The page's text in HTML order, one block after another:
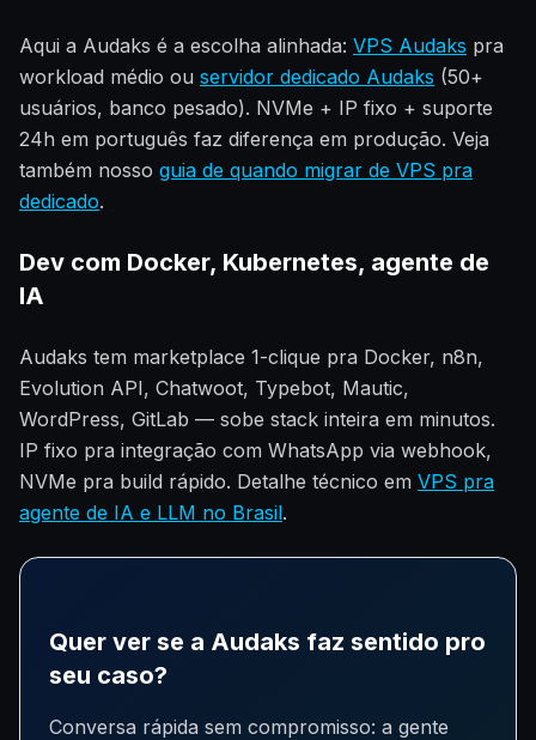
Aqui a Audaks é a escolha alinhada: VPS Audaks pra
workload médio ou servidor dedicado Audaks (50+
usuários, banco pesado). NVMe + IP fixo + suporte
24h em português faz diferença em produção. Veja
também nosso guia de quando migrar de VPS pra
dedicado.
Dev com Docker, Kubernetes, agente de
IA
Audaks tem marketplace 1-clique pra Docker, n8n,
Evolution API, Chatwoot, Typebot, Mautic,
WordPress, GitLab — sobe stack inteira em minutos.
IP fixo pra integração com WhatsApp via webhook,
NVMe pra build rápido. Detalhe técnico em VPS pra
agente de IA e LLM no Brasil.
Quer ver se a Audaks faz sentido pro
seu caso?
Conversa rápida sem compromisso: a gente